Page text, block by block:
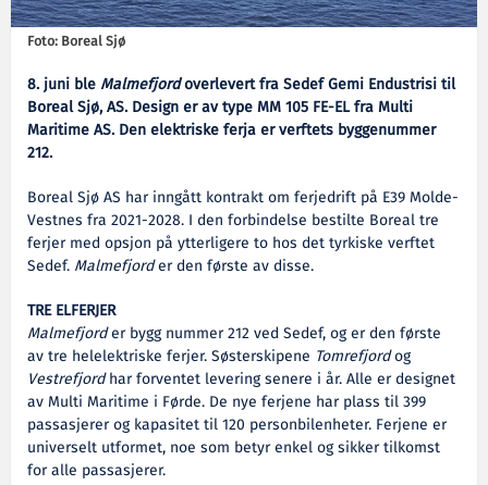
Foto: Boreal Sjø
8. juni ble Malmefjordoverlevert fra Sedef Gemi Endustrisi til
Boreal Sjø, AS. Design er av type MM 105 FE-EL fra Multi
Maritime AS. Den elektriske ferja er verftets byggenummer
212.
Boreal Sjø AS har inngått kontrakt om ferjedrift på E39 Molde-
Vestnes fra 2021-2028. I den forbindelse bestilte Boreal tre
ferjer med opsjon på ytterligere to hos det tyrkiske verftet
Sedef. Malmefjorder den første av disse.
TRE ELFERJER
Malmefjorder bygg nummer 212 ved Sedef, og er den første
av tre helelektriske ferjer. Søsterskipene Tomrefjordog
Vestrefjordhar forventet levering senere i år. Alle er designet
av Multi Maritime i Førde. De nye ferjene har plass til 399
passasjerer og kapasitet til 120 personbilenheter. Ferjene er
universelt utformet, noe som betyr enkel og sikker tilkomst
for alle passasjerer.